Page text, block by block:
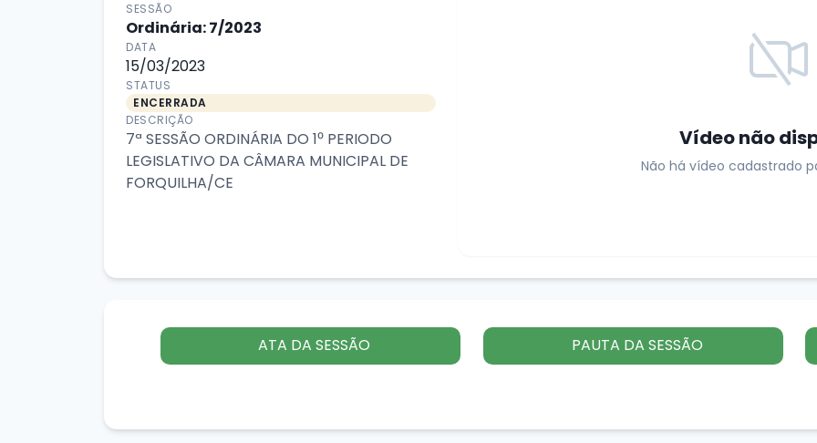
SESSÃO
Ordinária: 7/2023
DATA
15/03/2023
STATUS
ENCERRADA
DESCRIÇÃO
7ª SESSÃO ORDINÁRIA DO 1⁰ PERIODO
LEGISLATIVO DA CÂMARA MUNICIPAL DE
FORQUILHA/CE
Vídeo não
Não há vídeo cadastrado
ATA DA SESSÃO PAUTA DA SESSÃO